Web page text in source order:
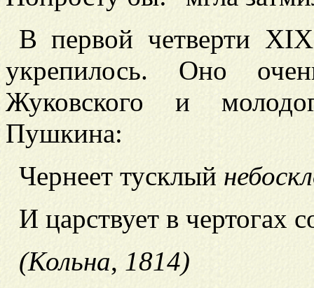
В первой четверти
укрепилось. Оно
Жуковского и
Пушкина:
Чернеет тусклый
И царствует в чертогах
(Кольна, 1814)